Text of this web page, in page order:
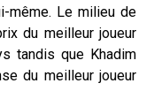
même. Le milieu de
du meilleur joueur
tandis que Khadim
du meilleur joueur